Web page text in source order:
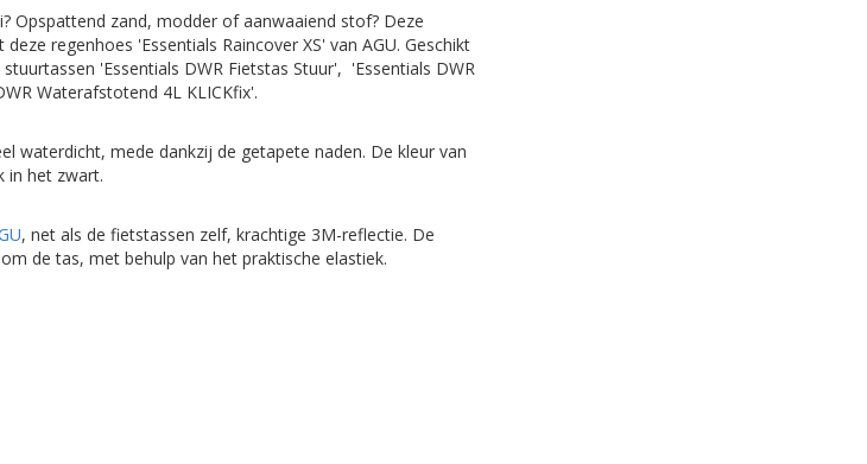
Opspattend zand, modder of aanwaaiend stof? Deze
regenhoes 'Essentials Raincover XS' van AGU. Geschikt
'Essentials DWR Fietstas Stuur', 'Essentials DWR
Waterafstotend 4L KLICKfix'.
waterdicht, mede dankzij de getapete naden. De kleur van
in het zwart.
, net als de fietstassen zelf, krachtige 3M-reflectie. De
de tas, met behulp van het praktische elastiek.